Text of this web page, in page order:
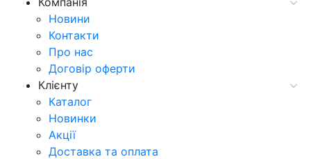
Новини
Контакти
Про нас
Договір оферти
Клієнту
Каталог
Новинки
Акції
Доставка та оплата